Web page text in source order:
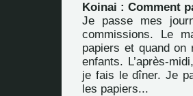
Koinai : Comment
Je passe mes
commissions. Le
papiers et quand on
enfants. L’après-
je fais le dîner. Je
les papiers...